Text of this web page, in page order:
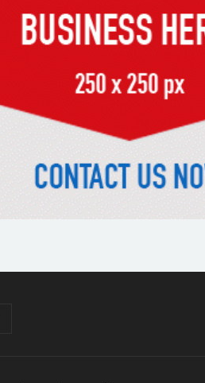
রাষ্ট্রপতি নির্বাচনের
ঘোষণা
সাভারের রাজপথে
স্মৃতিতে এখনও ৫
ভিসাসেবা নিয়ে